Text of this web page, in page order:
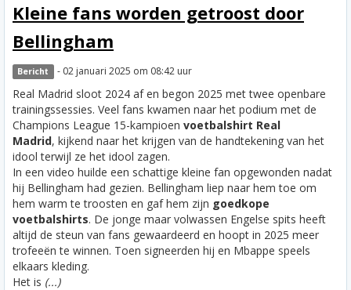
Kleine fans worden getroost door
Bellingham
Bericht - 02 januari 2025 om 08:42 uur
Real Madrid sloot 2024 af en begon 2025 met twee openbare
trainingssessies. Veel fans kwamen naar het podium met de
Champions League 15-kampioen voetbalshirt Real
Madrid, kijkend naar het krijgen van de handtekening van het
idool terwijl ze het idool zagen.
In een video huilde een schattige kleine fan opgewonden nadat
hij Bellingham had gezien. Bellingham liep naar hem toe om
hem warm te troosten en gaf hem zijn goedkope
voetbalshirts. De jonge maar volwassen Engelse spits heeft
altijd de steun van fans gewaardeerd en hoopt in 2025 meer
trofeeën te winnen. Toen signeerden hij en Mbappe speels
elkaars kleding.
Het is (...)